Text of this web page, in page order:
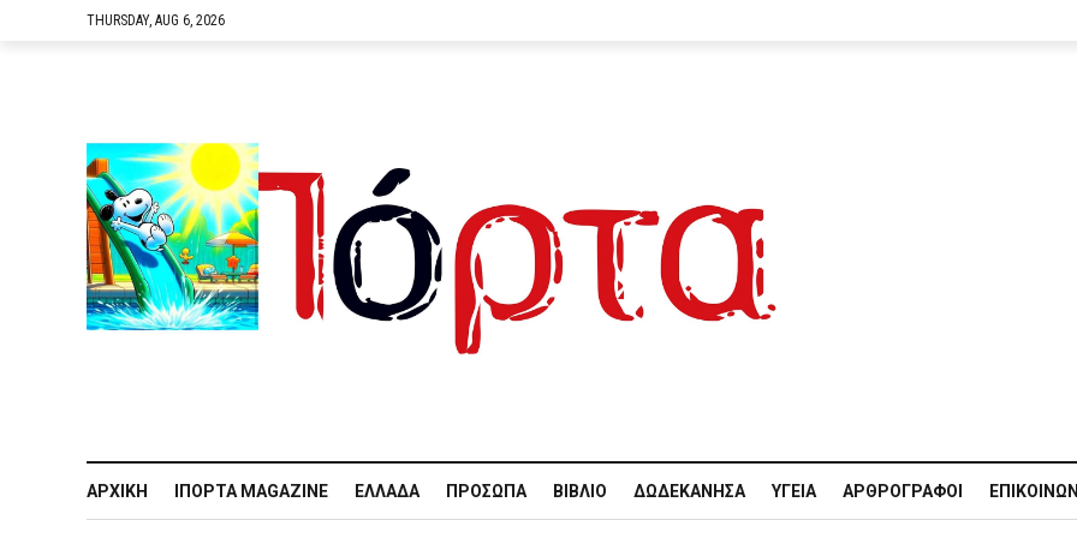
THURSDAY, AUG 6, 2026
ΑΡΧΙΚΉ IΠΌΡΤΑ MAGAZINE ΕΛΛΆΔΑ ΠΡΌΣΩΠΑ ΒΙΒΛΊΟ ΔΩΔΕΚΆΝΗΣΑ ΥΓΕΊΑ ΑΡΘΡΟΓΡΆΦΟΙ